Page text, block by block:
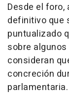
Desde el
definitivo que
puntualizado
sobre
consideran
concreción
parlamentaria.